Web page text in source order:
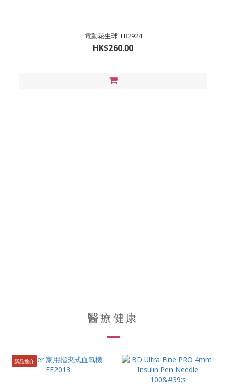
電動花生球 TB2924
HK$260.00
醫療健康
新品推介